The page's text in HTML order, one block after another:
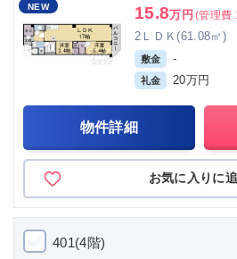
NEW 15.8万円 (管理費
2ＬＤＫ(61.08㎡)
敷金 -
礼金 20万円
物件詳細
お気に入りに
401(4階)